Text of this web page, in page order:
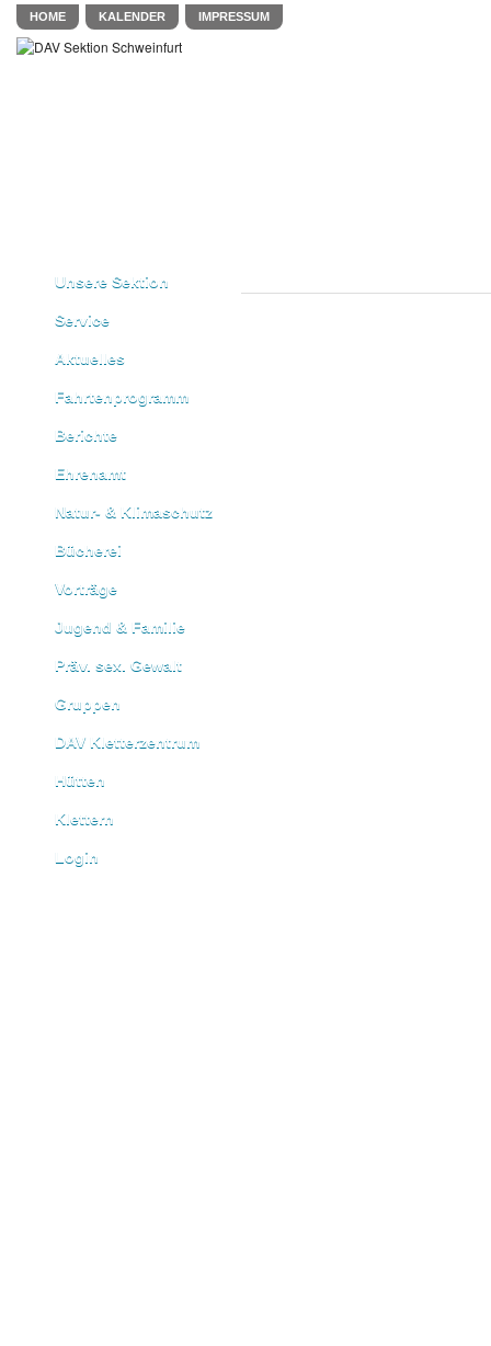
HOME KALENDER IMPRESSUM
Unsere Sektion
Service
Aktuelles
Fahrtenprogramm
Berichte
Ehrenamt
Natur- & Klimaschutz
Bücherei
Vorträge
Jugend & Familie
Präv. sex. Gewalt
Gruppen
DAV Kletterzentrum
Hütten
Klettern
Login